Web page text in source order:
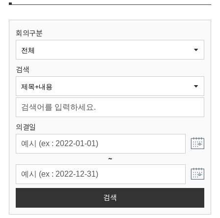
보
원
회
회의구분
검색
의결일
~
검색